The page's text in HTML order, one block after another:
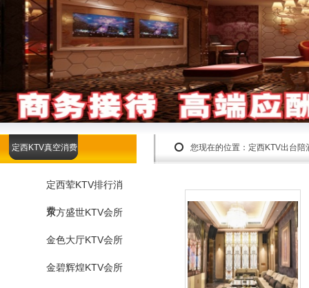
您现在的位置： 定西KTV出台陪
定西KTV真空消费
定西荤KTV排行消
费
东方盛世KTV会所
金色大厅KTV会所
金碧辉煌KTV会所